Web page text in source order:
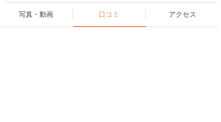
写真・動画 口コミ アクセス